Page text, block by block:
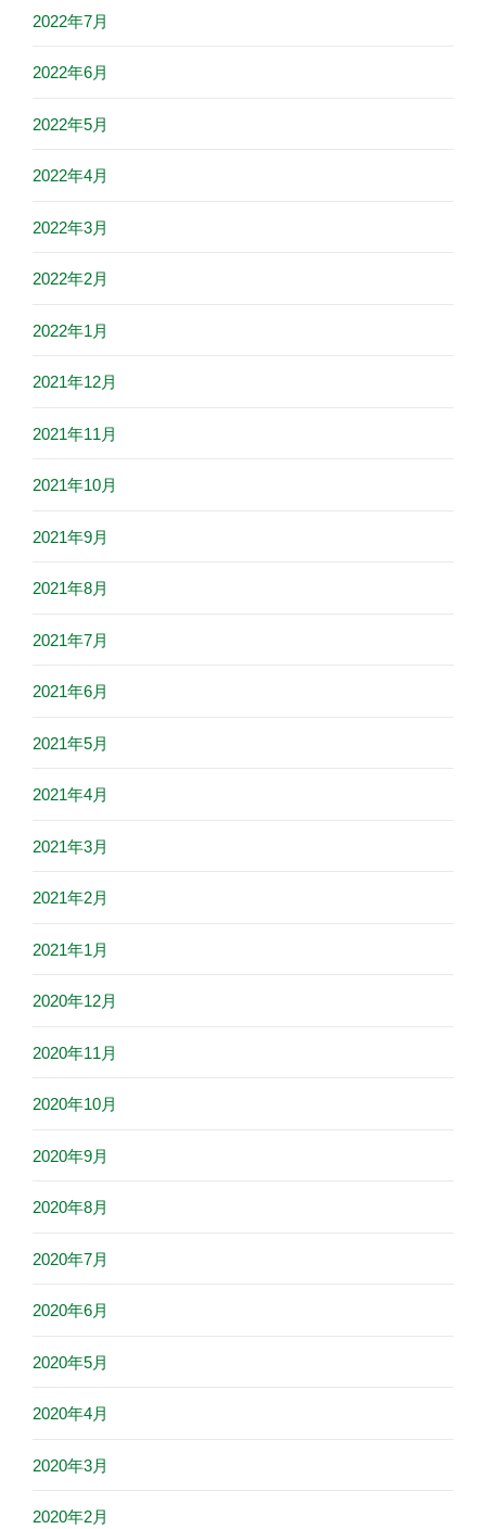
2022年7月
2022年6月
2022年5月
2022年4月
2022年3月
2022年2月
2022年1月
2021年12月
2021年11月
2021年10月
2021年9月
2021年8月
2021年7月
2021年6月
2021年5月
2021年4月
2021年3月
2021年2月
2021年1月
2020年12月
2020年11月
2020年10月
2020年9月
2020年8月
2020年7月
2020年6月
2020年5月
2020年4月
2020年3月
2020年2月